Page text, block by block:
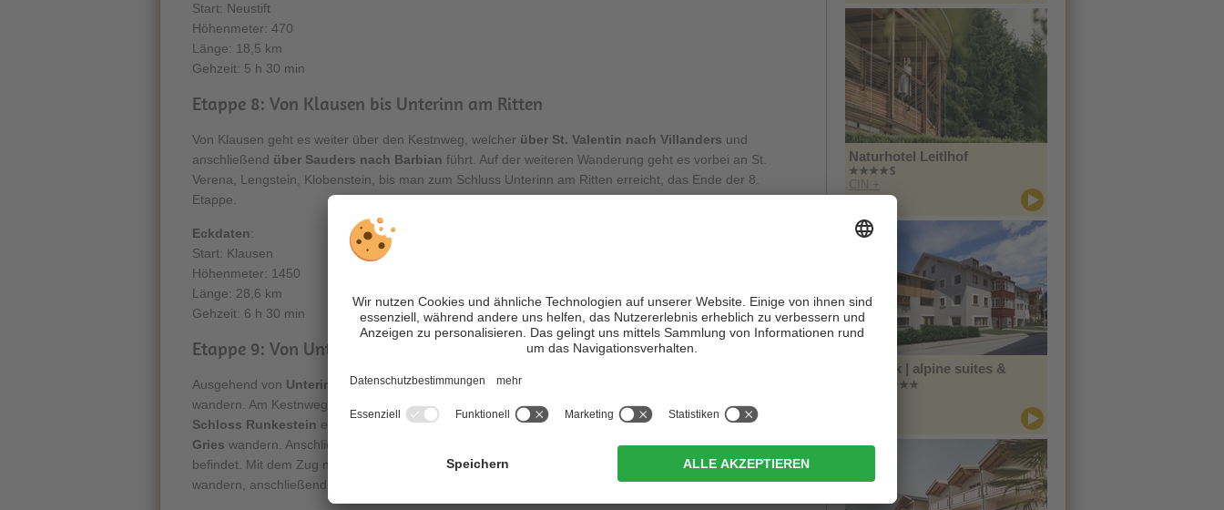
Start: Neustift
Höhenmeter: 470
Länge: 18,5 km
Gehzeit: 5 h 30 min
Etappe 8: Von Klausen bis Unterinn am Ritten
Von Klausen geht es weiter über den Kestnweg, welcher über St. Valentin nach Villanders und
anschließend über Sauders nach Barbian führt. Auf der weiteren Wanderung geht es vorbei an St.
Verena, Lengstein, Klobenstein, bis man zum Schluss Unterinn am Ritten erreicht, das Ende der 8.
Etappe.
Eckdaten:
Start: Klausen
Höhenmeter: 1450
Länge: 28,6 km
Gehzeit: 6 h 30 min
Etappe 9: Von Unterinn am Ritten bis St. Pauls bei Eppan
Ausgehend von Unterinn am Rittenüber die Wege 12B und 12 nach
wandern. Am Kestnweg geht es vorbei an der
St. Jakobskirche Maria Himmelfahrt
bis man
Schloss Runkestein erreicht. Nun in die Talebene hinabsteigen und am Talferufer zum
Kloster Muri
Gries wandern. Anschließend geht es weiter in das Stadtzentrum von Bozen, wo sich die Pfarrkirche
befindet. Mit dem Zug nach
fahren und über den Weg 2 nach
Frangart und Girlan
wandern, anschließend dem Weg 12 nach
Naturhotel Leitlhof
CIN +
Zin Park | alpine suites &